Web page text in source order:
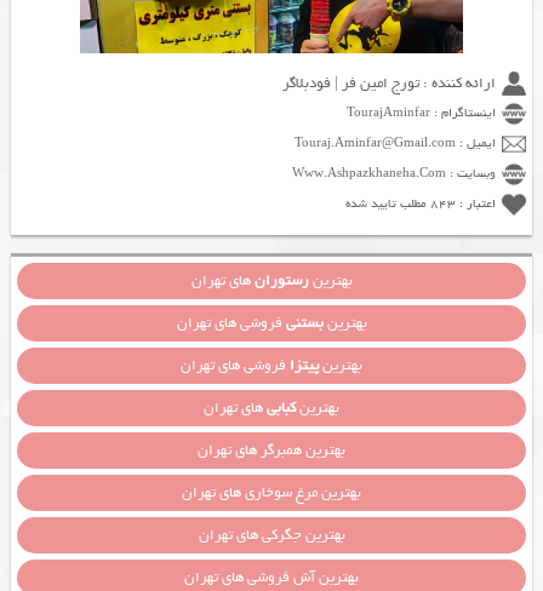
ارائه کننده : تورج امین فر | فودبلاگر
اینستاگرام : TourajAminfar
ایمیل : Touraj.Aminfar@Gmail.com
وبسایت : Www.Ashpazkhaneha.Com
اعتبار : 843 مطلب تایید شده
بهترینرستورانهای تهران
بهترینبستنی فروشی های تهران
بهترینپیتزا فروشی های تهران
بهترینکبابیهای تهران
بهترین همبرگر های تهران
بهترین مرغ سوخاری های تهران
بهترین جگرکی های تهران
بهترین آش فروشی های تهران